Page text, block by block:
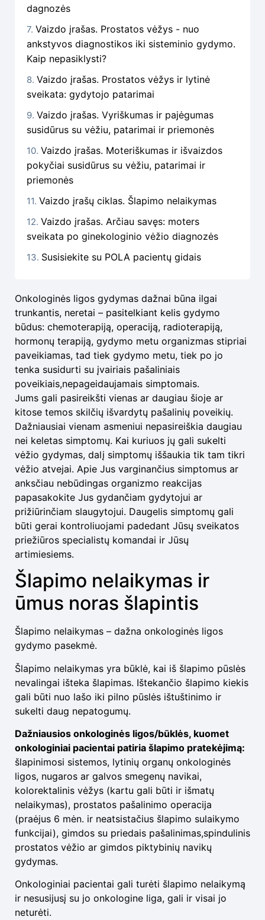
dagnozės
Vaizdo įrašas. Prostatos vėžys - nuo
ankstyvos diagnostikos iki sisteminio gydymo.
Kaip nepasiklysti?
Vaizdo įrašas. Prostatos vėžys ir lytinė
sveikata: gydytojo patarimai
Vaizdo įrašas. Vyriškumas ir pajėgumas
susidūrus su vėžiu, patarimai ir priemonės
Vaizdo įrašas. Moteriškumas ir išvaizdos
pokyčiai susidūrus su vėžiu, patarimai ir
priemonės
Vaizdo įrašų ciklas. Šlapimo nelaikymas
Vaizdo įrašas. Arčiau savęs: moters
sveikata po ginekologinio vėžio diagnozės
Susisiekite su POLA pacientų gidais
Onkologinės ligos gydymas dažnai būna ilgai
trunkantis, neretai – pasitelkiant kelis gydymo
būdus: chemoterapiją, operaciją, radioterapiją,
hormonų terapiją, gydymo metu organizmas stipriai
paveikiamas, tad tiek gydymo metu, tiek po jo
tenka susidurti su įvairiais pašaliniais
poveikiais,nepageidaujamais simptomais.
Jums gali pasireikšti vienas ar daugiau šioje ar
kitose temos skilčių išvardytų pašalinių poveikių.
Dažniausiai vienam asmeniui nepasireiškia daugiau
nei keletas simptomų. Kai kuriuos jų gali sukelti
vėžio gydymas, dalį simptomų iššaukia tik tam tikri
vėžio atvejai. Apie Jus varginančius simptomus ar
anksčiau nebūdingas organizmo reakcijas
papasakokite Jus gydančiam gydytojui ar
prižiūrinčiam slaugytojui. Daugelis simptomų gali
būti gerai kontroliuojami padedant Jūsų sveikatos
priežiūros specialistų komandai ir Jūsų
artimiesiems.
Šlapimo nelaikymas ir
ūmus noras šlapintis
Šlapimo nelaikymas – dažna onkologinės ligos
gydymo pasekmė.
Šlapimo nelaikymas yra būklė, kai iš šlapimo pūslės
nevalingai išteka šlapimas. Ištekančio šlapimo kiekis
gali būti nuo lašo iki pilno pūslės ištuštinimo ir
sukelti daug nepatogumų.
Dažniausios onkologinės ligos/būklės, kuomet
onkologiniai pacientai patiria šlapimo pratekėjimą:
šlapinimosi sistemos, lytinių organų onkologinės
ligos, nugaros ar galvos smegenų navikai,
kolorektalinis vėžys (kartu gali būti ir išmatų
nelaikymas), prostatos pašalinimo operacija
(praėjus 6 mėn. ir neatsistačius šlapimo sulaikymo
funkcijai), gimdos su priedais pašalinimas,spindulinis
prostatos vėžio ar gimdos piktybinių navikų
gydymas.
Onkologiniai pacientai gali turėti šlapimo nelaikymą
ir nesusijusį su jo onkologine liga, gali ir visai jo
neturėti.